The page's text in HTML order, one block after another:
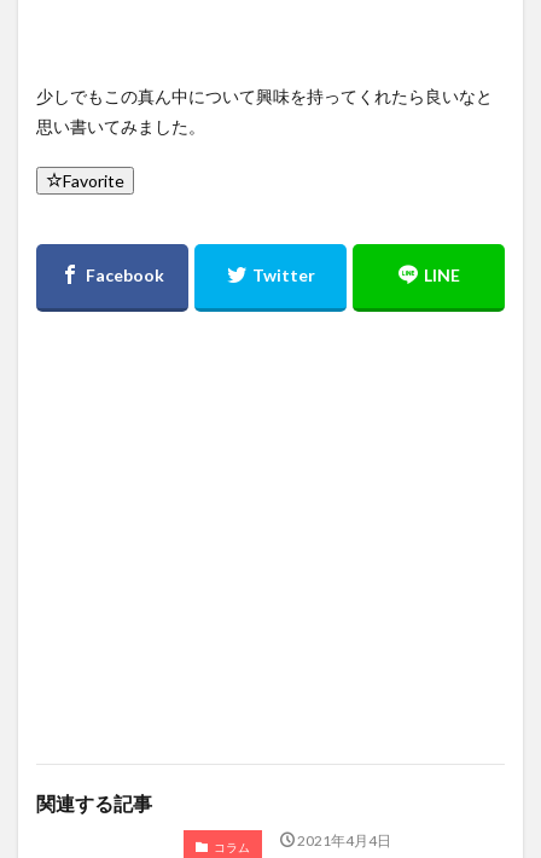
少しでもこの真ん中について興味を持ってくれたら良いなと
思い書いてみました。
Favorite
関連する記事
コラム 2021年4月4日